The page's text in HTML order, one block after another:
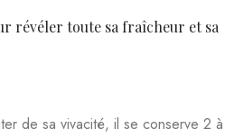
révéler toute sa fraîcheur et sa
de sa vivacité, il se conserve 2 à